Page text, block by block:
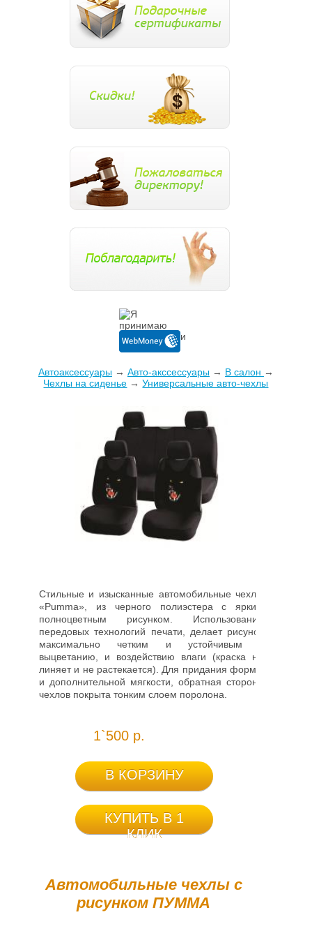
Автоаксессуары→ Авто-акссессуары→ В салон →
Чехлы на сиденье →Универсальные авто-чехлы
Автомобильные чехлы c
рисунком ПУММА
Стильные и изысканные автомобильные чехлы
«Pumma», из черного полиэстера с ярким
полноцветным рисунком. Использование
передовых технологий печати, делает рисунок
максимально четким и устойчивым к
выцветанию, и воздействию влаги (краска не
линяет и не растекается). Для придания формы
и дополнительной мягкости, обратная сторона
чехлов покрыта тонким слоем поролона.
1`500 р.
В КОРЗИНУ
КУПИТЬ В 1
КЛИК